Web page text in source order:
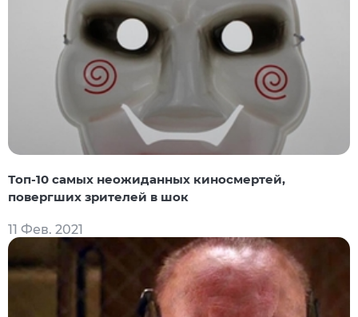
Топ-10 самых неожиданных киносмертей,
повергших зрителей в шок
11 Фев. 2021